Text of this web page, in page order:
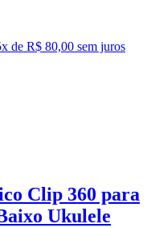
x de R$ 80,00 sem juros
Clip 360 para
Ukulele